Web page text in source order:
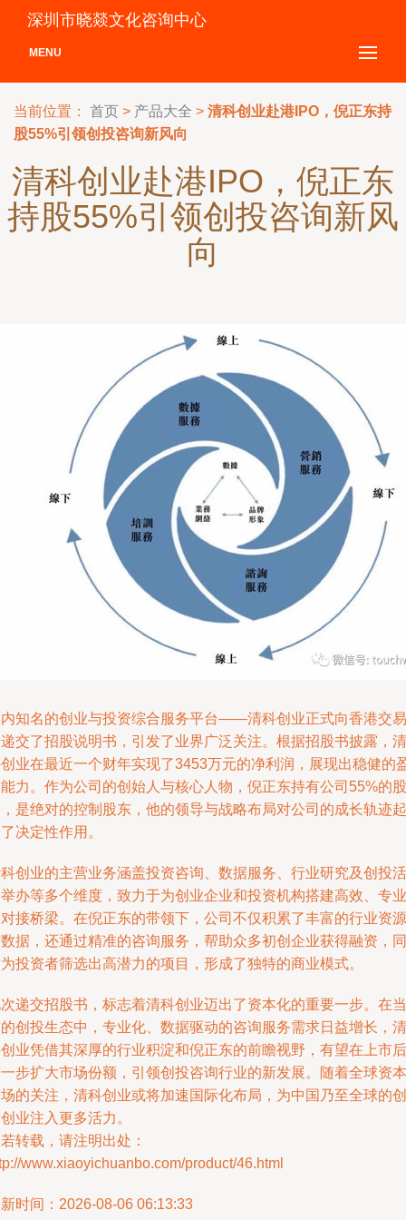
深圳市晓燚文化咨询中心
MENU
当前位置： 首页 > 产品大全 > 清科创业赴港IPO，倪正东持
股55%引领创投咨询新风向
清科创业赴港IPO，倪正东
持股55%引领创投咨询新风
向
知名的创业与投资综合服务平台——清科创业正式向香港交易
交了招股说明书，引发了业界广泛关注。根据招股书披露，清
业在最近一个财年实现了3453万元的净利润，展现出稳健的
力。作为公司的创始人与核心人物，倪正东持有公司55%的股
是绝对的控制股东，他的领导与战略布局对公司的成长轨迹起
决定性作用。
创业的主营业务涵盖投资咨询、数据服务、行业研究及创投活
办等多个维度，致力于为创业企业和投资机构搭建高效、专业
接桥梁。在倪正东的带领下，公司不仅积累了丰富的行业资源
据，还通过精准的咨询服务，帮助众多初创企业获得融资，同
投资者筛选出高潜力的项目，形成了独特的商业模式。
递交招股书，标志着清科创业迈出了资本化的重要一步。在当
创投生态中，专业化、数据驱动的咨询服务需求日益增长，清
业凭借其深厚的行业积淀和倪正东的前瞻视野，有望在上市后
步扩大市场份额，引领创投咨询行业的新发展。随着全球资本
的关注，清科创业或将加速国际化布局，为中国乃至全球的创
业注入更多活力。
转载，请注明出处：
www.xiaoyichuanbo.com/product/46.html
时间：2026-08-06 06:13:33